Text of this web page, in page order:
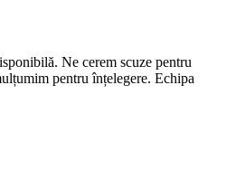
Ne cerem scuze pentru
pentru înțelegere. Echipa